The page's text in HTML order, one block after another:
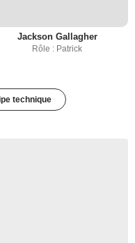
Jackson Gallagher
Rôle : Patrick
technique